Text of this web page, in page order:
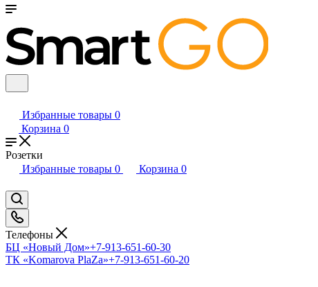
Избранные товары 0
Корзина 0
Розетки
Избранные товары 0 Корзина 0
Телефоны
БЦ «Новый Дом»+7-913-651-60-30
ТК «Komarova PlaZa»+7-913-651-60-20